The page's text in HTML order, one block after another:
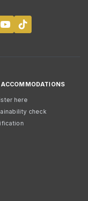
ACCOMMODATIONS
here
check